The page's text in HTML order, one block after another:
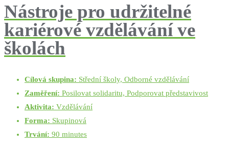
Nástroje pro udržitelné
kariérové vzdělávání ve
školách
Cílová skupina: Střední školy, Odborné vzdělávání
Zaměření: Posilovat solidaritu, Podporovat představivost
Aktivita: Vzdělávání
Forma: Skupinová
Trvání: 90 minutes